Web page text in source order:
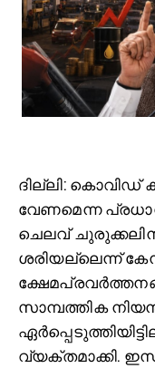
ദില്ലി: കൊവിഡ്
വേണമെന്ന
ചെലവ്
ശരിയല്ലെന്ന്
സാമ്പത്തിക
വ്യക്തമാക്കി.